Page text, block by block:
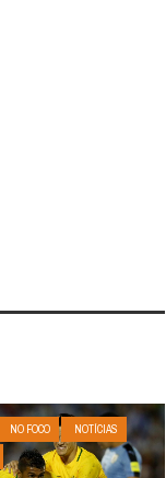
NO FOCO
NOTÍCIAS